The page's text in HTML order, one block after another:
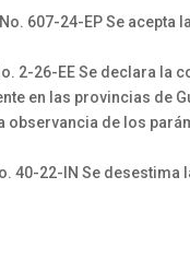
607-24-EP Se
2-26-EE Se declara
en las provincias de
observancia de los
40-22-IN Se